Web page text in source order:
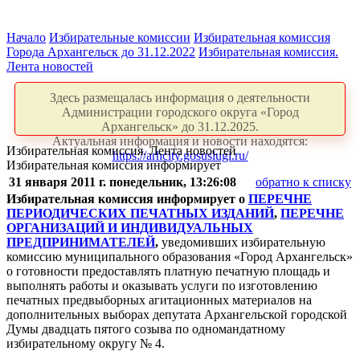
Начало Избирательные комиссии Избирательная комиссия
Города Архангельск до 31.12.2022 Избирательная комиссия.
Лента новостей
Здесь размещалась информация о деятельности
Администрации городского округа «Город
Архангельск» до 31.12.2025.
Актуальная информация и новости находятся:
https://arhcity.gosuslugi.ru/
Избирательная комиссия. Лента новостей
Избирательная комиссия информирует
31 января 2011 г. понедельник, 13:26:08
обратно к списку
Избирательная комиссия информирует о ПЕРЕЧНЕ
ПЕРИОДИЧЕСКИХ ПЕЧАТНЫХ ИЗДАНИЙ, ПЕРЕЧНЕ
ОРГАНИЗАЦИЙ И ИНДИВИДУАЛЬНЫХ
ПРЕДПРИНИМАТЕЛЕЙ, уведомивших избирательную
комиссию муниципального образования «Город Архангельск»
о готовности предоставлять платную печатную площадь и
выполнять работы и оказывать услуги по изготовлению
печатных предвыборных агитационных материалов на
дополнительных выборах депутата Архангельской городской
Думы двадцать пятого созыва по одномандатному
избирательному округу № 4.